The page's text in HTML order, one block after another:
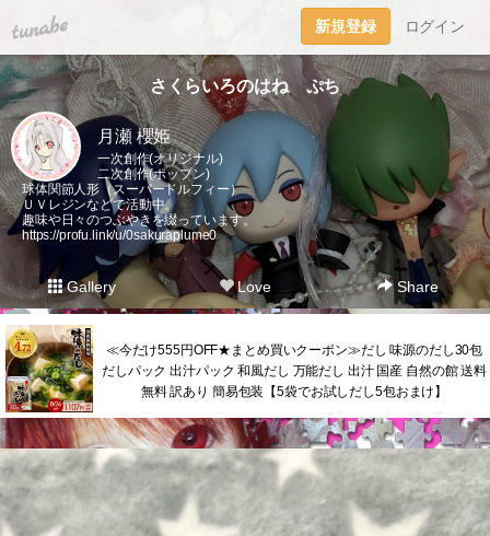
tuna.be 新規登録 ログイン
さくらいろのはね ぷち
月瀬 櫻姫
一次創作(オリジナル)
二次創作(ポップン)
球体関節人形（スーパードルフィー）
ＵＶレジンなどで活動中。
趣味や日々のつぶやきを綴っています。
https://profu.link/u/0sakuraplume0
Gallery Love Share
≪今だけ555円OFF★まとめ買いクーポン≫だし 味源のだし30包
だしパック 出汁パック 和風だし 万能だし 出汁 国産 自然の館 送料
無料 訳あり 簡易包装【5袋でお試しだし5包おまけ】